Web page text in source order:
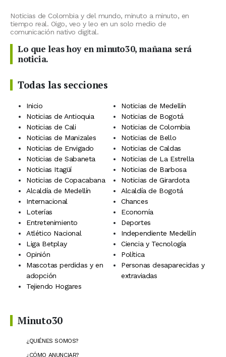
Noticias de Colombia y del mundo, minuto a minuto, en
tiempo real. Oigo, veo y leo en un solo medio de
comunicación nativo digital.
Lo que leas hoy en minuto30, mañana será
noticia.
Todas las secciones
Inicio
Noticias de Medellín
Noticias de Antioquia
Noticias de Bogotá
Noticias de Cali
Noticias de Colombia
Noticias de Manizales
Noticias de Bello
Noticias de Envigado
Noticias de Caldas
Noticias de Sabaneta
Noticias de La Estrella
Noticias Itagüí
Noticias de Barbosa
Noticias de Copacabana
Noticias de Girardota
Alcaldía de Medellín
Alcaldía de Bogotá
Internacional
Chances
Loterías
Economía
Entretenimiento
Deportes
Atlético Nacional
Independiente Medellín
Liga Betplay
Ciencia y Tecnología
Opinión
Política
Mascotas perdidas y en
adopción
Personas desaparecidas y
extraviadas
Tejiendo Hogares
Minuto30
¿QUIÉNES SOMOS?
¿CÓMO ANUNCIAR?